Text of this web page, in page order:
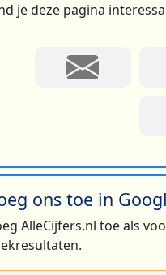
je deze pagina
ons toe in
AlleCijfers.nl toe als